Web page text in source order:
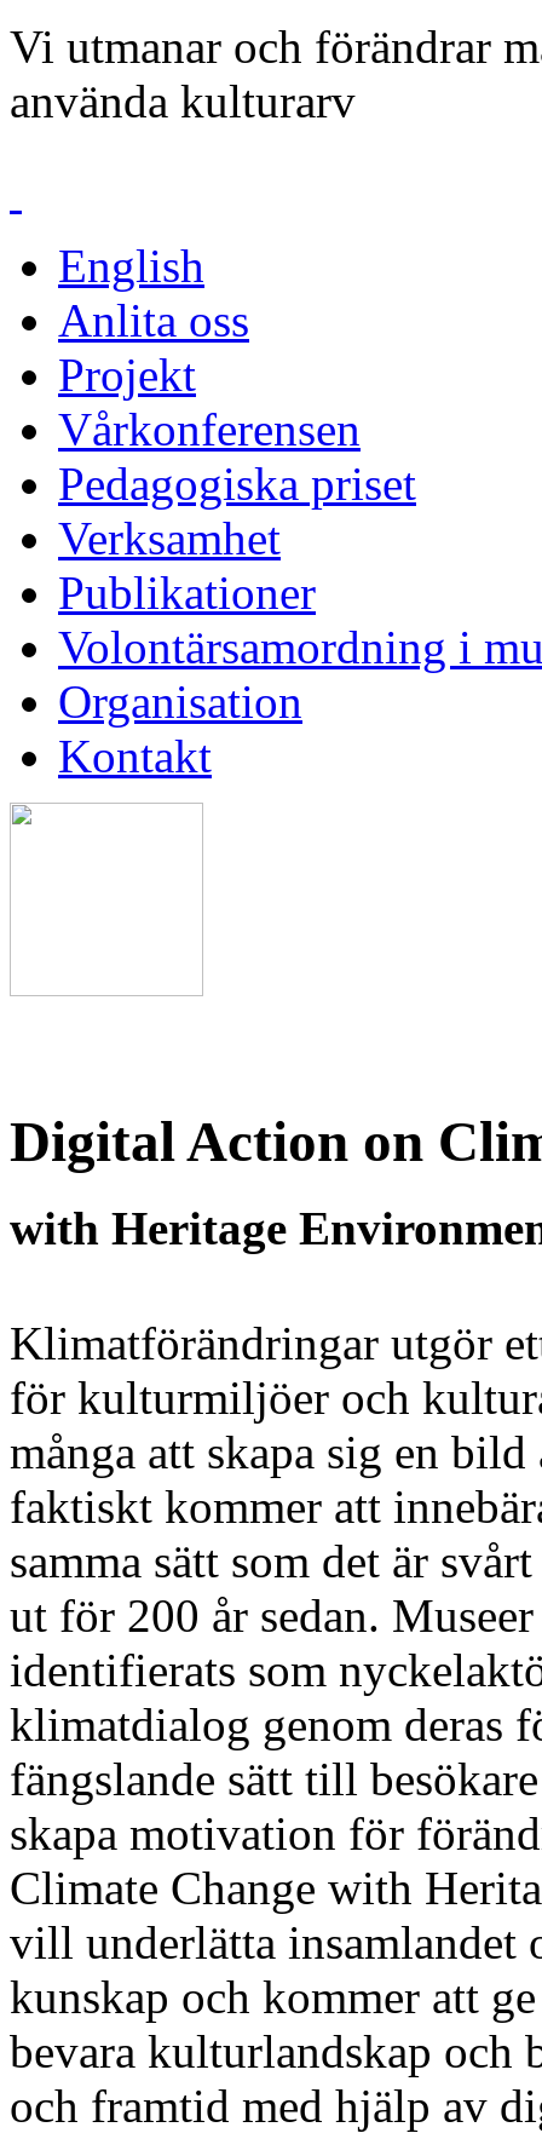
Vi utmanar och förändrar
använda kulturarv
English
Anlita oss
Projekt
Vårkonferensen
Pedagogiska priset
Verksamhet
Publikationer
Volontärsamordning i
Organisation
Kontakt
Digital Action on
with Heritage
Klimatförändringar utgör
för kulturmiljöer och
många att skapa sig en
faktiskt kommer att
samma sätt som det är
ut för 200 år sedan.
identifierats som
klimatdialog genom deras
fängslande sätt till
skapa motivation för
Climate Change with
vill underlätta insamlandet
kunskap och kommer att
bevara kulturlandskap och
och framtid med hjälp av